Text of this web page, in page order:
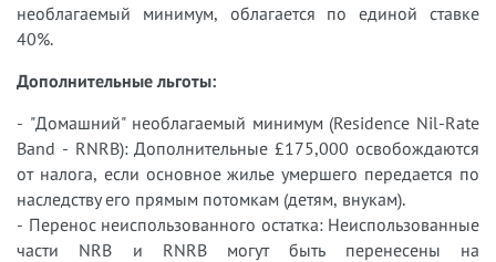
необлагаемый минимум, облагается по единой ставке
40%.
Дополнительные льготы:
- "Домашний" необлагаемый минимум (Residence Nil-Rate
Band - RNRB): Дополнительные £175,000 освобождаются
от налога, если основное жилье умершего передается по
наследству его прямым потомкам (детям, внукам).
- Перенос неиспользованного остатка: Неиспользованные
части NRB и RNRB могут быть перенесены на